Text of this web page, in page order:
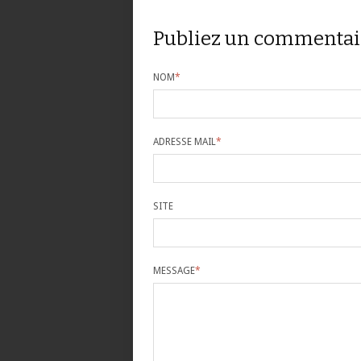
Publiez un
NOM*
ADRESSE MAIL*
SITE
MESSAGE*